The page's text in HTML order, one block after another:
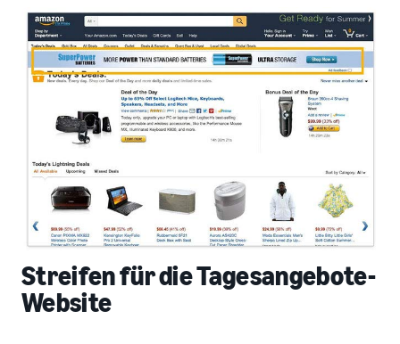
Streifen für die Tagesangebote-
Website